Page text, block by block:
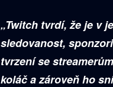
„Twitch tvrdí, že je v
sledovanost,
tvrzení se
koláč a zároveň ho